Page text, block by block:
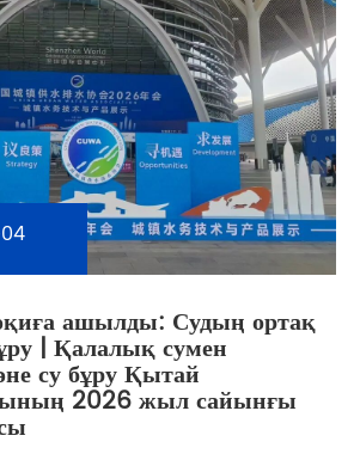
ашылды: Судың ортақ
| Қалалық сумен
су бұру Қытай
2026 жыл сайынғы